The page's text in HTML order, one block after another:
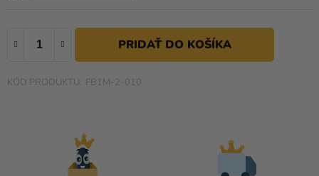
Témy
Výpredaj
FB1M-2-010